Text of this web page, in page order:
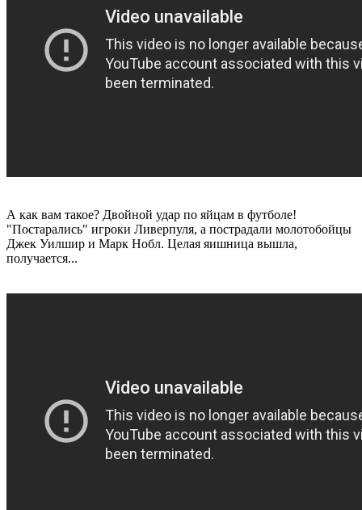
А как вам такое? Двойной удар по яйцам в футболе!
"Постарались" игроки Ливерпуля, а пострадали молотобойцы
Джек Уилшир и Марк Нобл. Целая яишница вышла,
получается...